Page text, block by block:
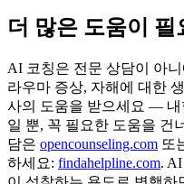
더 많은 도움이 필
AI 코칭은 전문 상담이 아
라우마 증상, 자해에 대한
사의 도움을 받으세요 —
일 뿐, 꼭 필요한 도움을 건
담은 opencounseling.com 또
하세요: findahelpline.com.